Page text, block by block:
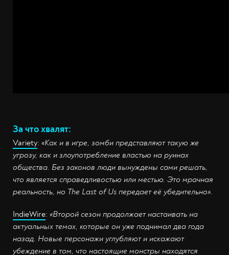
За что хвалят:
Variety: «Как и в игре, зомби представляют такую же
угрозу, как и злоупотребление властью на руинах
общества. Без законов люди вынуждены сами решать,
что является справедливостью или местью. Это мрачная
реальность, но The Last of Us передает её убедительно».
IndieWire: «Второй сезон продолжает настаивать на
актуальных темах, которые он уже поднимал два года
назад. Новые персонажи углубляют и искажают
убеждение в том, что настоящие монстры находятся